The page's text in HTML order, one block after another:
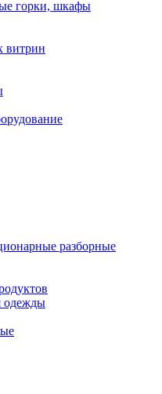
горки, шкафы
витрин
разборные
одежды